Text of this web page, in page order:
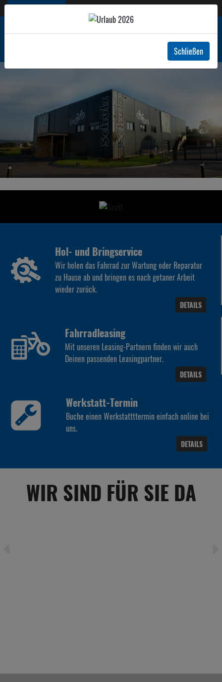
Schließen
Hol- und Bringservice
Wir holen das Fahrrad zur Wartung oder Reparatur
zu Hause ab und bringen es nach getaner Arbeit
wieder zurück.
DETAILS
Fahrradleasing
Mit unseren Leasing-Partnern finden wir auch
Deinen passenden Leasingpartner.
DETAILS
Werkstatt-Termin
Buche einen Werkstattttermin einfach online bei
uns.
DETAILS
WIR SIND FÜR SIE DA